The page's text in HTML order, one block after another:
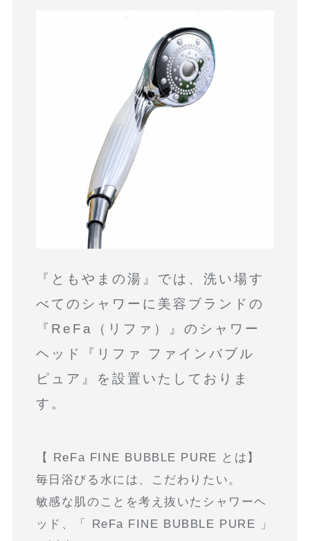
『ともやまの湯』では、洗い場す
べてのシャワーに美容ブランドの
『ReFa（リファ）』のシャワー
ヘッド『リファ ファインバブル
ピュア』を設置いたしておりま
す。
【 ReFa FINE BUBBLE PURE とは】
毎日浴びる水には、こだわりたい。
敏感な肌のことを考え抜いたシャワーヘ
ッド、「 ReFa FINE BUBBLE PURE 」